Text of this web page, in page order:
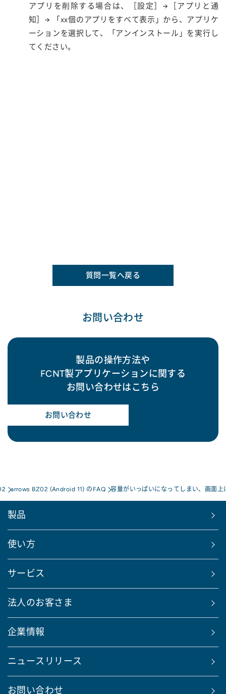
アプリを削除する場合は、［設定］→［アプリと通
知］→ 「xx個のアプリをすべて表示」から、アプリケ
ーションを選択して、「アンインストール」を実行し
てください。
質問一覧へ戻る
お問い合わせ
製品の操作方法や
FCNT製アプリケーションに関する
お問い合わせはこちら
お問い合わせ
arrows BZ02 (Android 11) のFAQ 容量がいっぱいになってしまい、画面
製品
使い方
サービス
法人のお客さま
企業情報
ニュースリリース
お問い合わせ